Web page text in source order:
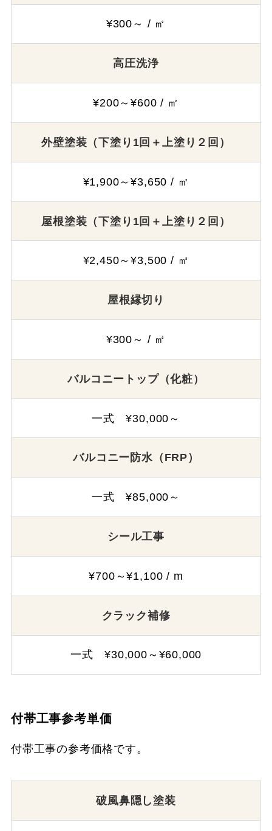
¥300～ / ㎡
高圧洗浄
¥200～¥600 / ㎡
外壁塗装（下塗り1回＋上塗り２回）
¥1,900～¥3,650 / ㎡
屋根塗装（下塗り1回＋上塗り２回）
¥2,450～¥3,500 / ㎡
屋根縁切り
¥300～ / ㎡
バルコニートップ（化粧）
一式 ¥30,000～
バルコニー防水（FRP）
一式 ¥85,000～
シール工事
¥700～¥1,100 / m
クラック補修
一式 ¥30,000～¥60,000
付帯工事参考単価
付帯工事の参考価格です。
破風鼻隠し塗装